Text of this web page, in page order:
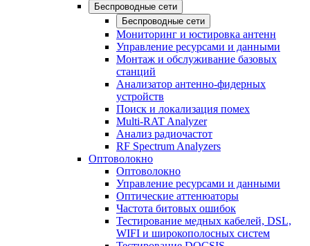
Беспроводные сети
Беспроводные сети
Мониторинг и юстировка антенн
Управление ресурсами и данными
Монтаж и обслуживание базовых
станций
Анализатор антенно-фидерных
устройств
Поиск и локализация помех
Multi-RAT Analyzer
Анализ радиочастот
RF Spectrum Analyzers
Оптоволокно
Оптоволокно
Управление ресурсами и данными
Оптические aттенюаторы
Частота битовых ошибок
Тестирование медных кабелей, DSL,
WIFI и широкополосных систем